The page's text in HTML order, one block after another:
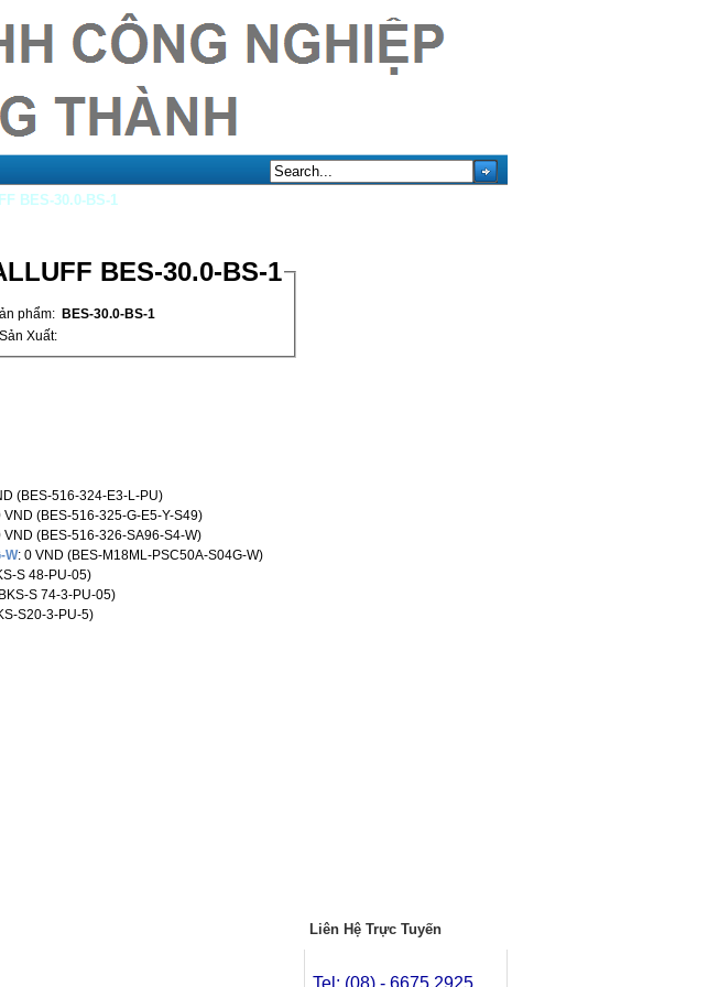
BES-30.0-BS-1
BES-30.0-BS-1
phẩm: BES-30.0-BS-1
Xuất:
(BES-516-324-E3-L-PU)
VND (BES-516-325-G-E5-Y-S49)
VND (BES-516-326-SA96-S4-W)
W: 0 VND (BES-M18ML-PSC50A-S04G-W)
S 48-PU-05)
S 74-3-PU-05)
S20-3-PU-5)
Liên Hệ Trực Tuyến
Tel: (08) - 6675.2925